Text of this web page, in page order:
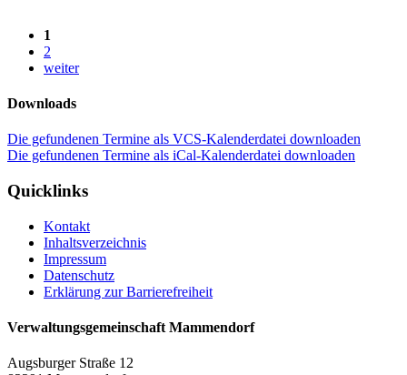
1
2
weiter
Downloads
Die gefundenen Termine als VCS-Kalenderdatei downloaden
Die gefundenen Termine als iCal-Kalenderdatei downloaden
Quicklinks
Kontakt
Inhaltsverzeichnis
Impressum
Datenschutz
Erklärung zur Barrierefreiheit
Verwaltungsgemeinschaft Mammendorf
Augsburger Straße 12